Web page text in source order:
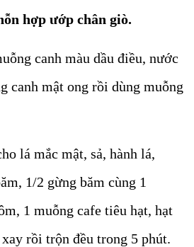
hợp ướp chân giò.
canh màu dầu điều, nước
canh mật ong rồi dùng muỗng
lá mắc mật, sả, hành lá,
1/2 gừng băm cùng 1
1 muỗng cafe tiêu hạt, hạt
rồi trộn đều trong 5 phút.